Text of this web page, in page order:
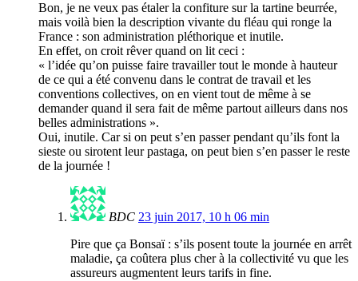
Bon, je ne veux pas étaler la confiture sur la tartine beurrée,
mais voilà bien la description vivante du fléau qui ronge la
France : son administration pléthorique et inutile.
En effet, on croit rêver quand on lit ceci :
« l’idée qu’on puisse faire travailler tout le monde à hauteur
de ce qui a été convenu dans le contrat de travail et les
conventions collectives, on en vient tout de même à se
demander quand il sera fait de même partout ailleurs dans nos
belles administrations ».
Oui, inutile. Car si on peut s’en passer pendant qu’ils font la
sieste ou sirotent leur pastaga, on peut bien s’en passer le reste
de la journée !
BDC 23 juin 2017, 10 h 06 min
Pire que ça Bonsaï : s’ils posent toute la journée en arrêt
maladie, ça coûtera plus cher à la collectivité vu que les
assureurs augmentent leurs tarifs in fine.